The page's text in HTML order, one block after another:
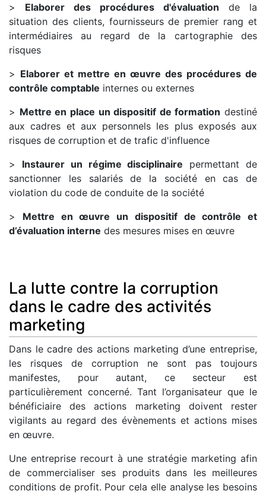
> Elaborer des procédures d'évaluation de la
situation des clients, fournisseurs de premier rang et
intermédiaires au regard de la cartographie des
risques
> Elaborer et mettre en œuvre des procédures de
contrôle comptable internes ou externes
> Mettre en place un dispositif de formation destiné
aux cadres et aux personnels les plus exposés aux
risques de corruption et de trafic d'influence
> Instaurer un régime disciplinaire permettant de
sanctionner les salariés de la société en cas de
violation du code de conduite de la société
> Mettre en œuvre un dispositif de contrôle et
d’évaluation interne des mesures mises en œuvre
La lutte contre la corruption
dans le cadre des activités
marketing
Dans le cadre des actions marketing d’une entreprise,
les risques de corruption ne sont pas toujours
manifestes, pour autant, ce secteur est
particulièrement concerné. Tant l’organisateur que le
bénéficiaire des actions marketing doivent rester
vigilants au regard des évènements et actions mises
en œuvre.
Une entreprise recourt à une stratégie marketing afin
de commercialiser ses produits dans les meilleures
conditions de profit. Pour cela elle analyse les besoins